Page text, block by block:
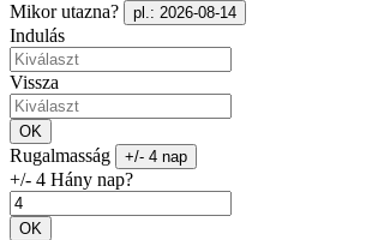
Mikor utazna? pl.: 2026-08-14
Indulás
Vissza
OK
Rugalmasság +/- 4 nap
+/- 4 Hány nap?
OK